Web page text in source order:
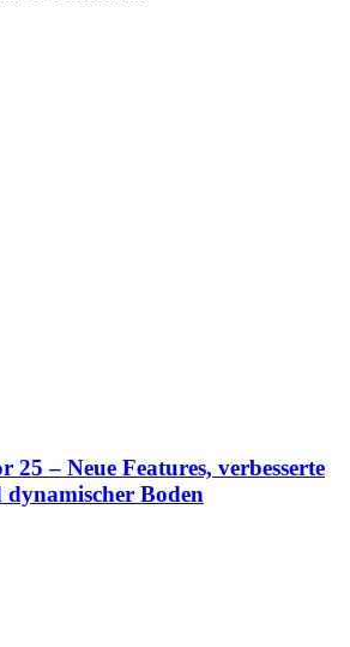
– Neue Features, verbesserte
dynamischer Boden